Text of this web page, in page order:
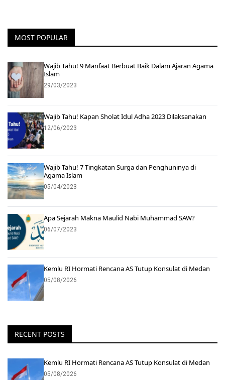
MOST POPULAR
Wajib Tahu! 9 Manfaat Berbuat Baik Dalam Ajaran Agama
Islam
29/03/2023
Wajib Tahu! Kapan Sholat Idul Adha 2023 Dilaksanakan
12/06/2023
Wajib Tahu! 7 Tingkatan Surga dan Penghuninya di
Agama Islam
05/04/2023
Apa Sejarah Makna Maulid Nabi Muhammad SAW?
06/07/2023
Kemlu RI Hormati Rencana AS Tutup Konsulat di Medan
05/08/2026
RECENT POSTS
Kemlu RI Hormati Rencana AS Tutup Konsulat di Medan
05/08/2026